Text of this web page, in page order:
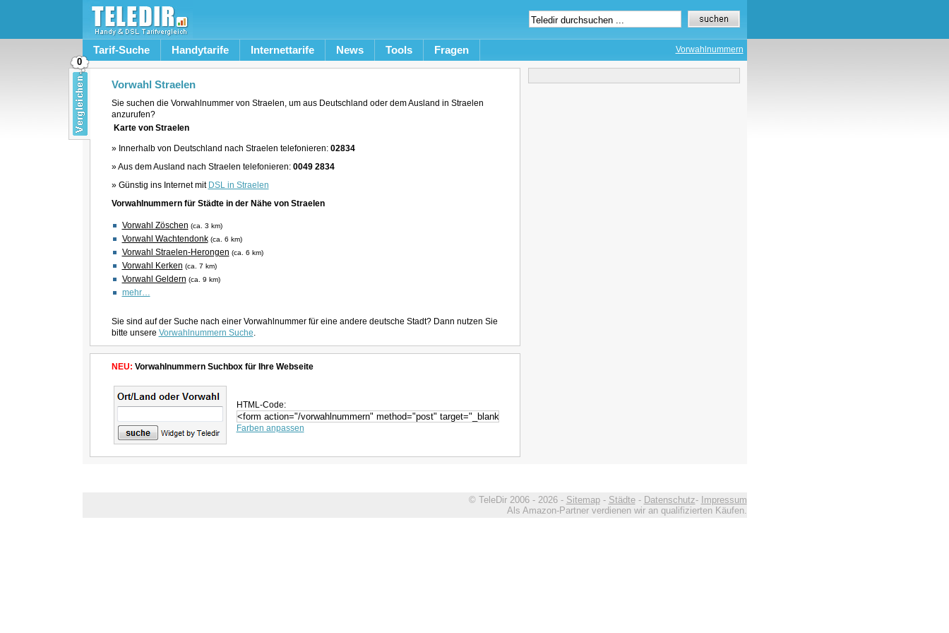
Tarif-Suche Handytarife Internettarife News Tools Fragen Vorwahlnummern
Vorwahl Straelen
Sie suchen die Vorwahlnummer von Straelen, um aus Deutschland oder dem Ausland in Straelen
anzurufen?
Karte von Straelen
» Innerhalb von Deutschland nach Straelen telefonieren: 02834
» Aus dem Ausland nach Straelen telefonieren: 0049 2834
» Günstig ins Internet mit DSL in Straelen
Vorwahlnummern für Städte in der Nähe von Straelen
Vorwahl Zöschen (ca. 3 km)
Vorwahl Wachtendonk (ca. 6 km)
Vorwahl Straelen-Herongen (ca. 6 km)
Vorwahl Kerken (ca. 7 km)
Vorwahl Geldern (ca. 9 km)
mehr…
Sie sind auf der Suche nach einer Vorwahlnummer für eine andere deutsche Stadt? Dann nutzen Sie
bitte unsere Vorwahlnummern Suche.
NEU: Vorwahlnummern Suchbox für Ihre Webseite
HTML-Code:
Farben anpassen
© TeleDir 2006 - 2026 - Sitemap- Städte- Datenschutz- Impressum
Als Amazon-Partner verdienen wir an qualifizierten Käufen.
0